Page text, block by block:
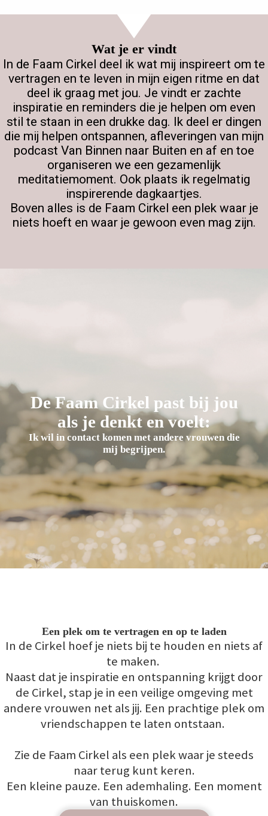
Wat je er vindt
In de Faam Cirkel deel ik wat mij inspireert om te
vertragen en te leven in mijn eigen ritme en dat
deel ik graag met jou. Je vindt er zachte
inspiratie en reminders die je helpen om even
stil te staan in een drukke dag. Ik deel er dingen
die mij helpen ontspannen, afleveringen van mijn
podcast Van Binnen naar Buiten en af en toe
organiseren we een gezamenlijk
meditatiemoment. Ook plaats ik regelmatig
inspirerende dagkaartjes.
Boven alles is de Faam Cirkel een plek waar je
niets hoeft en waar je gewoon even mag zijn.
De Faam Cirkel past bij jou
als je denkt en voelt:
Ik wil in contact komen met andere vrouwen die
mij begrijpen.
Een plek om te vertragen en op te laden
In de Cirkel hoef je niets bij te houden en niets af
te maken.
Naast dat je inspiratie en ontspanning krijgt door
de Cirkel, stap je in een veilige omgeving met
andere vrouwen net als jij. Een prachtige plek om
vriendschappen te laten ontstaan.
Zie de Faam Cirkel als een plek waar je steeds
naar terug kunt keren.
Een kleine pauze. Een ademhaling. Een moment
van thuiskomen.
te
de
Hierdoor
website-
van